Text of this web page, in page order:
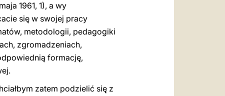
1961, 1), a wy
się w swojej pracy
metodologii, pedagogiki
zgromadzeniach,
formację,
zatem podzielić się z